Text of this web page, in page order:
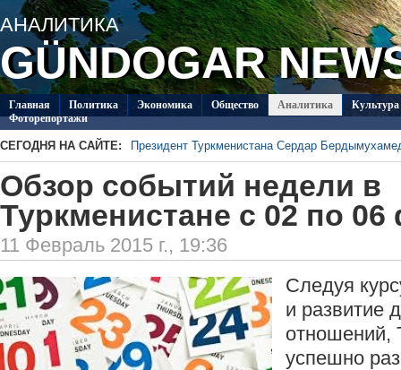
АНАЛИТИКА
GÜNDOGAR
Главная Политикa Экономика Общество Аналитика
Культура
Фоторепортажи
СЕГОДНЯ НА САЙТЕ:
Президент Туркменистана Сердар
В посольстве Туркменистана в Душанбе
Специалисты из Туркменистана изучают на
ледников Тянь-Шаня
Глава ОБСЕ прибыл с визитом в Туркменистан
Около 20 работ из стран СНГ поступило на
Туркменистан пригласил Ассоциацию «Akhal-
по коневодству
Обзор событий недели в
Туркменистане с 02 по
11 Февраль 2015 г., 19:36
Следуя
и развитие
отношений,
успешно